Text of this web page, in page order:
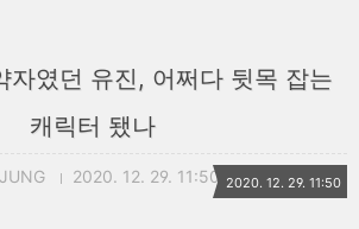
자였던 유진, 어쩌다 뒷목 잡는
캐릭터 됐나
2020. 12. 29. 11:50 2020. 12. 29. 11:50